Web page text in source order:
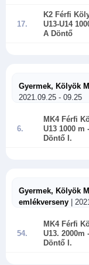
17.
K2 Férfi
U13-U14
A Döntő
Gyermek, Kölyök
2021.09.25 - 09.25
6.
MK4 Férfi
U13 1000 m -
Döntő I.
Gyermek, Kölyök
emlékverseny |
54.
MK4 Férfi
U13. 2000m -
Döntő I.